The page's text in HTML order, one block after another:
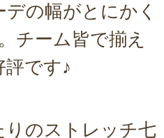
デの幅がとにかく
チーム皆で揃え
評です♪
りのストレッチ七